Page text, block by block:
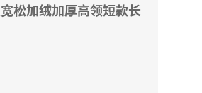
松加绒加厚高领短款长